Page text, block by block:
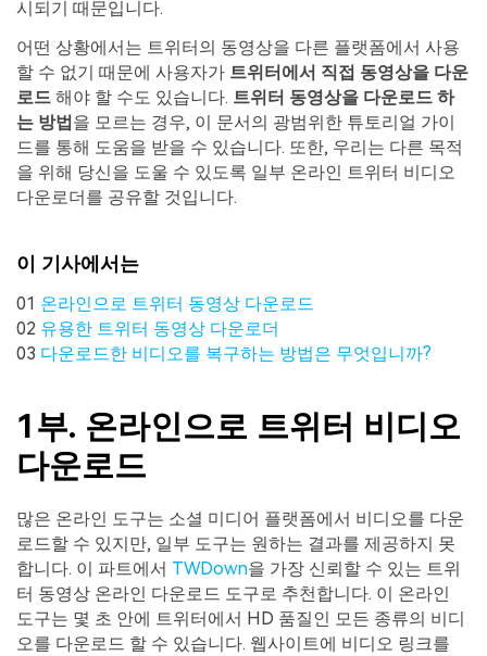
무료 체험
기타 프로그램
데이터 손실 시나리오
모든 기능 확인하기
시되기 때문입니다.
어떤 상황에서는 트위터의 동영상을 다른 플랫폼에서 사용
할 수 없기 때문에 사용자가 트위터에서 직접 동영상을 다운
로드 해야 할 수도 있습니다. 트위터 동영상을 다운로드 하
는 방법을 모르는 경우, 이 문서의 광범위한 튜토리얼 가이
드를 통해 도움을 받을 수 있습니다. 또한, 우리는 다른 목적
을 위해 당신을 도울 수 있도록 일부 온라인 트위터 비디오
다운로더를 공유할 것입니다.
이 기사에서는
01 온라인으로 트위터 동영상 다운로드
02 유용한 트위터 동영상 다운로더
03 다운로드한 비디오를 복구하는 방법은 무엇입니까?
1부. 온라인으로 트위터 비디오
다운로드
많은 온라인 도구는 소셜 미디어 플랫폼에서 비디오를 다운
로드할 수 있지만, 일부 도구는 원하는 결과를 제공하지 못
합니다. 이 파트에서 TWDown을 가장 신뢰할 수 있는 트위
터 동영상 온라인 다운로드 도구로 추천합니다. 이 온라인
도구는 몇 초 안에 트위터에서 HD 품질인 모든 종류의 비디
오를 다운로드 할 수 있습니다. 웹사이트에 비디오 링크를